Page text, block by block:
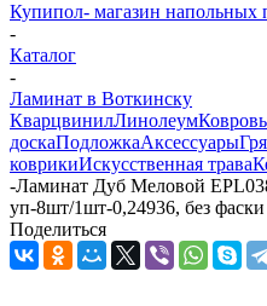
Купипол- магазин напольных
-
Каталог
-
Ламинат в Воткинску
КварцвинилЛинолеум
доскаПодложкаАксессуары
коврикиИскусственная трава
-Ламинат Дуб Меловой
уп-8шт/1шт-0,24936, без фаски
Поделиться